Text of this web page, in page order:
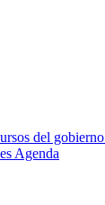
del gobierno
Agenda